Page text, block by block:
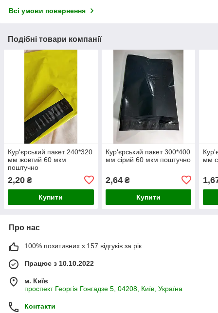
Всі умови повернення
Подібні товари компанії
Кур'єрський пакет 240*320
мм жовтий 60 мкм
поштучно
2,20 ₴
Купити
Кур'єрський пакет 300*400
мм сірий 60 мкм поштучно
2,64₴
Купити
мм
Про нас
100% позитивних з 157 відгуків за рік
Працює з 10.10.2022
м. Київ
проспект Георгія Гонгадзе 5, 04208, Київ, Україна
Контакти